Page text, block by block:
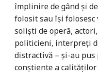
împlinire de gând şi
folosit sau îşi folosesc
solişti de operă,
politicieni, interpreţi
distractivă – şi-au
conştiente a calităţilor